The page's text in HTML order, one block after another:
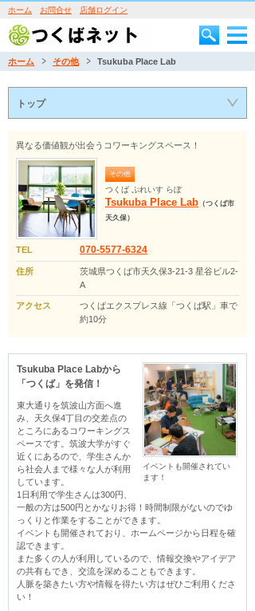
ホーム お問合せ 店舗ログイン
ホーム その他 Tsukuba Place Lab
トップ
異なる価値観が出会うコワーキングスペース！
その他
つくば ぷれいす らぼ
Tsukuba Place Lab （つくば市
天久保）
TEL 070-5577-6324
住所
茨城県つくば市天久保3-21-3 星谷ビル2-
A
アクセス
つくばエクスプレス線「つくば駅」車で
約10分
イベントも開催されてい
ます！
Tsukuba Place Labから
「つくば」を発信！
東大通りを筑波山方面へ進
み、天久保4丁目の交差点の
ところにあるコワーキングス
ペースです。筑波大学がすぐ
近くにあるので、学生さんか
ら社会人まで様々な人が利用
しています。
1日利用で学生さんは300円、
一般の方は500円とかなりお得！時間制限がないのでゆ
っくりと作業をすることができます。
イベントも開催されており、ホームページから日程を確
認できます。
また多くの人が利用しているので、情報交換やアイデア
の共有もでき、交流を深めることもできます。
人脈を築きたい方や情報を得たい方はぜひご利用くださ
い！